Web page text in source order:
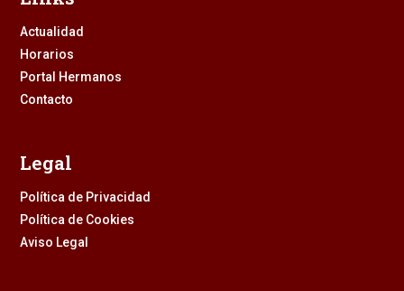
Actualidad
Horarios
Portal Hermanos
Contacto
Legal
Política de Privacidad
Política de Cookies
Aviso Legal